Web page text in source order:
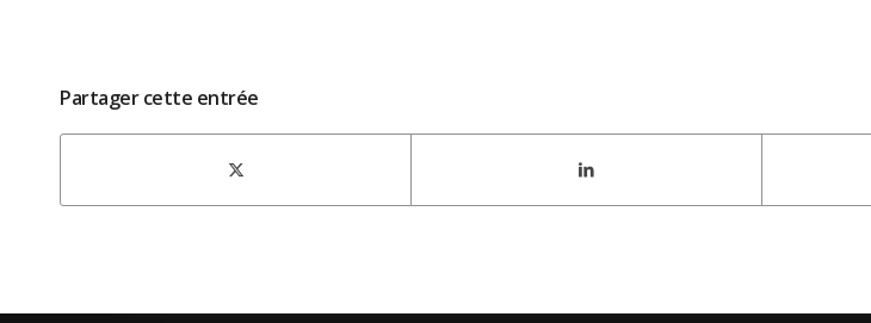
Partager cette entrée